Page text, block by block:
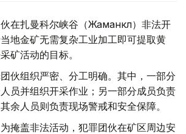
在扎曼科尔峡谷（Жаманкөл）非法开
地金矿无需复杂工业加工即可提取黄
矿活动的目标。
伙组织严密、分工明确。其中，一部分
员并组织开采作业；另一部分成员负责
余人员则负责现场警戒和安全保障。
掩盖非法活动，犯罪团伙在矿区周边安